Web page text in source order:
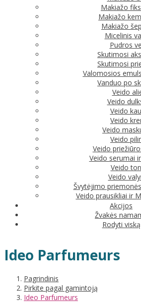
Makiažo
Makiažo
Makiažo
Micelinis
Pudros
Skutimosi
Skutimosi
Valomosios
Vanduo po
Veido
Veido
Veido
Veido
Veido
Veido
Veido
Veido serumai
Veido
Veido
Švytėjimo
Veido prausikliai ir
Akcijos
Žvakės
Rodyti viską
Ideo Parfumeurs
Pagrindinis
Pirkite pagal gamintoją
Ideo Parfumeurs